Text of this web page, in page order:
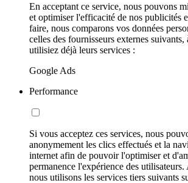
En acceptant ce service, nous pouvons
et optimiser l'efficacité de nos publicités
faire, nous comparons vos données
celles des fournisseurs externes
utilisiez déjà leurs services :
Google Ads
Performance
Si vous acceptez ces services, nous
anonymement les clics effectués et la
internet afin de pouvoir l'optimiser et
permanence l'expérience des
nous utilisons les services tiers suivants